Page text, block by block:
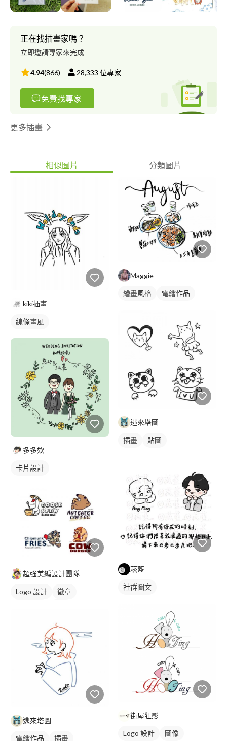
正在找插畫家嗎？
立即邀請專家來完成
4.94(866) 28,333 位專家
免費找專家
更多插畫
相似圖片 分類圖片
kiki插畫
線條畫風
多多欸
卡片設計
超強美編設計團隊
Logo 設計
徽章
逃來塔圖
電繪作品 插畫
Maggie
繪畫風格
電繪作品
逃來塔圖
插畫
貼圖
菘藍
社群圖文
街屋狂影
Logo 設計 圖像